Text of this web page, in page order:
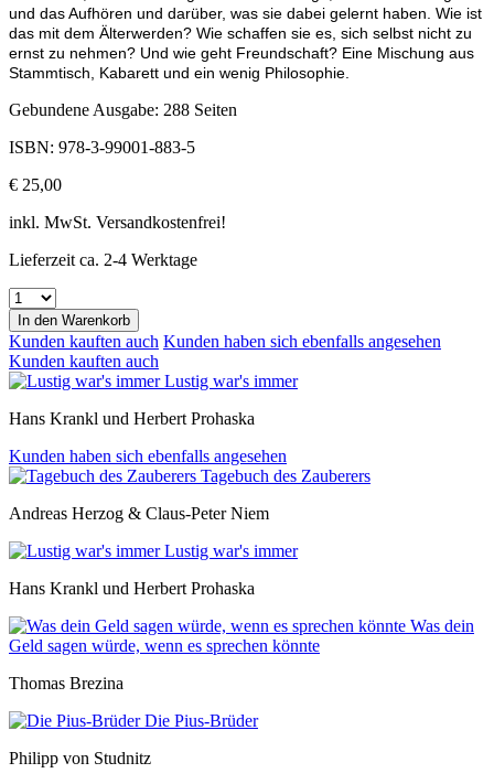
und das Aufhören und darüber, was sie dabei gelernt haben. Wie ist
das mit dem Älterwerden? Wie schaffen sie es, sich selbst nicht zu
ernst zu nehmen? Und wie geht Freundschaft? Eine Mischung aus
Stammtisch, Kabarett und ein wenig Philosophie.
Gebundene Ausgabe: 288 Seiten
ISBN: 978-3-99001-883-5
€ 25,00
inkl. MwSt. Versandkostenfrei!
Lieferzeit ca. 2-4 Werktage
In den Warenkorb
Kunden kauften auch Kunden haben sich ebenfalls angesehen
Kunden kauften auch
Lustig war's immer
Hans Krankl und Herbert Prohaska
Kunden haben sich ebenfalls angesehen
Tagebuch des Zauberers
Andreas Herzog & Claus-Peter Niem
Lustig war's immer
Hans Krankl und Herbert Prohaska
Was dein
Geld sagen würde, wenn es sprechen könnte
Thomas Brezina
Die Pius-Brüder
Philipp von Studnitz